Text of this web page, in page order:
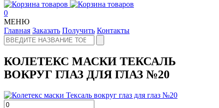
0
МЕНЮ
Главная Заказать Получить Контакты
КОЛЕТЕКС МАСКИ ТЕКСАЛЬ
ВОКРУГ ГЛАЗ ДЛЯ ГЛАЗ №20